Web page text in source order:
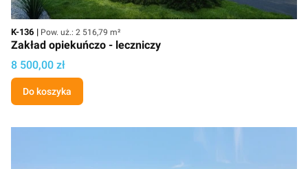
Kod
K-136 Powierzchnia użytkowa
Pow. uż.: 2 516,79 m²
Zakład opiekuńczo - leczniczy
Cena projektu
8 500,00 zł
Do koszyka